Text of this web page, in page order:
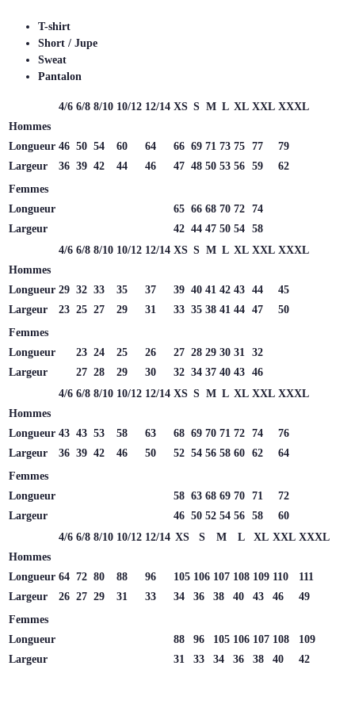
T-shirt
Short / Jupe
Sweat
Pantalon
4/6 6/8 8/10 10/12 12/14 XS S M L XL XXL XXXL
Hommes
Longueur 46 50 54 60 64 66 69 71 73 75 77
79
Largeur
36 39 42 44 46 47 48 50 53 56 59
62
Femmes
Longueur
65 66 68 70 72 74
Largeur
42 44 47 50 54 58
4/6 6/8 8/10 10/12 12/14 XS S M L XL XXL XXXL
Hommes
Longueur 29 32 33 35 37 39 40 41 42 43 44
45
Largeur
23 25 27 29 31 33 35 38 41 44 47
50
Femmes
Longueur
23 24 25 26 27 28 29 30 31
32
Largeur
27 28 29 30 32 34 37 40 43 46
4/6 6/8 8/10 10/12 12/14 XS S M L XL XXL XXXL
Hommes
Longueur 43 43 53 58 63 68 69 70 71 72 74
76
Largeur
36 39 42 46 50 52 54 56 58 60 62
64
Femmes
Longueur
58 63 68 69 70 71
72
Largeur
46 50 52 54 56 58
60
4/6 6/8 8/10 10/12 12/14 XS S M L XL XXL XXXL
Hommes
Longueur 64 72 80 88 96 105 106 107 108 109 110
111
Largeur
26 27 29 31 33 34 36 38 40 43 46
49
Femmes
Longueur
88 96 105 106 107 108
109
Largeur
31 33 34 36 38 40 42